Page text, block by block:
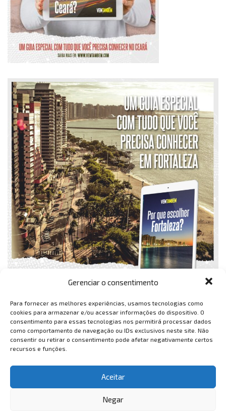
Gerenciar o consentimento
Para fornecer as melhores experiências, usamos tecnologias como
cookies para armazenar e/ou acessar informações do dispositivo. O
consentimento para essas tecnologias nos permitirá processar dados
como comportamento de navegação ou IDs exclusivos neste site. Não
consentir ou retirar o consentimento pode afetar negativamente certos
recursos e funções.
Aceitar
Negar